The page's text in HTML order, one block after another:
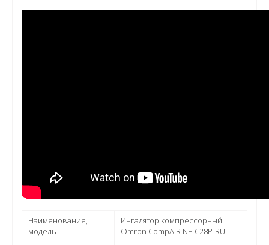
Наименование,
модель
Ингалятор компрессорный
Omron CompAIR NE-C28P-RU